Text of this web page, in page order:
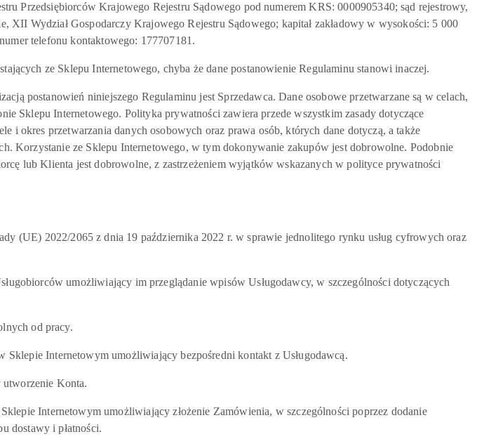
Przedsiębiorców Krajowego Rejestru Sądowego pod numerem KRS: 0000905340; sąd rejestrowy,
Wydział Gospodarczy Krajowego Rejestru Sądowego; kapitał zakładowy w wysokości: 5 000
telefonu kontaktowego: 177707181.
ze Sklepu Internetowego, chyba że dane postanowienie Regulaminu stanowi inaczej.
postanowień niniejszego Regulaminu jest Sprzedawca. Dane osobowe przetwarzane są w celach,
Sklepu Internetowego. Polityka prywatności zawiera przede wszystkim zasady dotyczące
i okres przetwarzania danych osobowych oraz prawa osób, których dane dotyczą, a także
Korzystanie ze Sklepu Internetowego, w tym dokonywanie zakupów jest dobrowolne. Podobnie
lub Klienta jest dobrowolne, z zastrzeżeniem wyjątków wskazanych w polityce prywatności
2022/2065 z dnia 19 października 2022 r. w sprawie jednolitego rynku usług cyfrowych oraz
umożliwiający im przeglądanie wpisów Usługodawcy, w szczególności dotyczących
od pracy.
Internetowym umożliwiający bezpośredni kontakt z Usługodawcą.
Konta.
Internetowym umożliwiający złożenie Zamówienia, w szczególności poprzez dodanie
dostawy i płatności.